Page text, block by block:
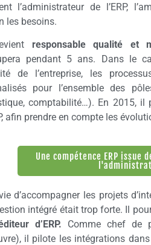
l’administrateur de l’ERP,
les besoins.
responsable qualité et
pendant 5 ans. Dans le
de l’entreprise, les
pour l’ensemble des
comptabilité…). En 2015, il
afin prendre en compte les
Une compétence ERP
d’accompagner les projets
intégré était trop forte. Il
d’ERP. Comme chef de
il pilote les intégrations